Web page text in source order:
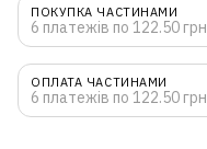
ПОКУПКА ЧАСТИНАМИ
6 платежів по 122.50 грн
ОПЛАТА ЧАСТИНАМИ
6 платежів по 122.50 грн